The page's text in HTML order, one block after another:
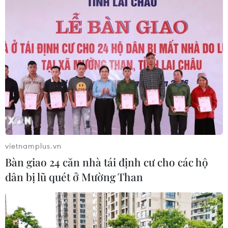
Xem thêm
CƠ QUAN CHỦ QUẢN: THÔNG TẤN XÃ VIỆT NAM
Tổng Biên tập: TRẦN TIẾN DUẨN
Phó Tổng Biên tập: NGUYỄN THỊ TÁM, KHÚC THANH
THỦY
Sở hữu trí tuệ
Quy định sử dụng
Hỗ trợ
Ngôn ngữ
TTXVN
vietnamplus.vn
Bàn giao 24 căn nhà tái định cư cho các hộ
dân bị lũ quét ở Mường Than